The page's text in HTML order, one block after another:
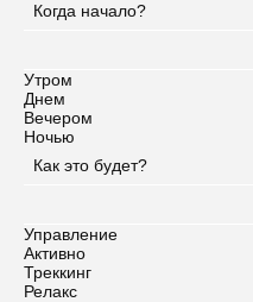
Когда начало?
Утром
Днем
Вечером
Ночью
Как это будет?
Управление
Активно
Треккинг
Релакс